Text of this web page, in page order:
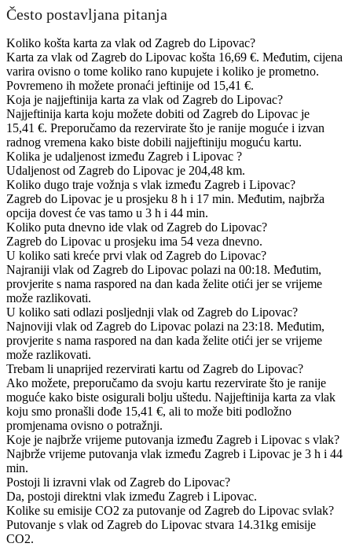
Često postavljana pitanja
Koliko košta karta za vlak od Zagreb do Lipovac?
Karta za vlak od Zagreb do Lipovac košta 16,69 €. Međutim, cijena
varira ovisno o tome koliko rano kupujete i koliko je prometno.
Povremeno ih možete pronaći jeftinije od 15,41 €.
Koja je najjeftinija karta za vlak od Zagreb do Lipovac?
Najjeftinija karta koju možete dobiti od Zagreb do Lipovac je
15,41 €. Preporučamo da rezervirate što je ranije moguće i izvan
radnog vremena kako biste dobili najjeftiniju moguću kartu.
Kolika je udaljenost između Zagreb i Lipovac ?
Udaljenost od Zagreb do Lipovac je 204,48 km.
Koliko dugo traje vožnja s vlak između Zagreb i Lipovac?
Zagreb do Lipovac je u prosjeku 8 h i 17 min. Međutim, najbrža
opcija dovest će vas tamo u 3 h i 44 min.
Koliko puta dnevno ide vlak od Zagreb do Lipovac?
Zagreb do Lipovac u prosjeku ima 54 veza dnevno.
U koliko sati kreće prvi vlak od Zagreb do Lipovac?
Najraniji vlak od Zagreb do Lipovac polazi na 00:18. Međutim,
provjerite s nama raspored na dan kada želite otići jer se vrijeme
može razlikovati.
U koliko sati odlazi posljednji vlak od Zagreb do Lipovac?
Najnoviji vlak od Zagreb do Lipovac polazi na 23:18. Međutim,
provjerite s nama raspored na dan kada želite otići jer se vrijeme
može razlikovati.
Trebam li unaprijed rezervirati kartu od Zagreb do Lipovac?
Ako možete, preporučamo da svoju kartu rezervirate što je ranije
moguće kako biste osigurali bolju uštedu. Najjeftinija karta za vlak
koju smo pronašli dođe 15,41 €, ali to može biti podložno
promjenama ovisno o potražnji.
Koje je najbrže vrijeme putovanja između Zagreb i Lipovac s vlak?
Najbrže vrijeme putovanja vlak između Zagreb i Lipovac je 3 h i 44
min.
Postoji li izravni vlak od Zagreb do Lipovac?
Da, postoji direktni vlak između Zagreb i Lipovac.
Kolike su emisije CO2 za putovanje od Zagreb do Lipovac svlak?
Putovanje s vlak od Zagreb do Lipovac stvara 14.31kg emisije
CO2.